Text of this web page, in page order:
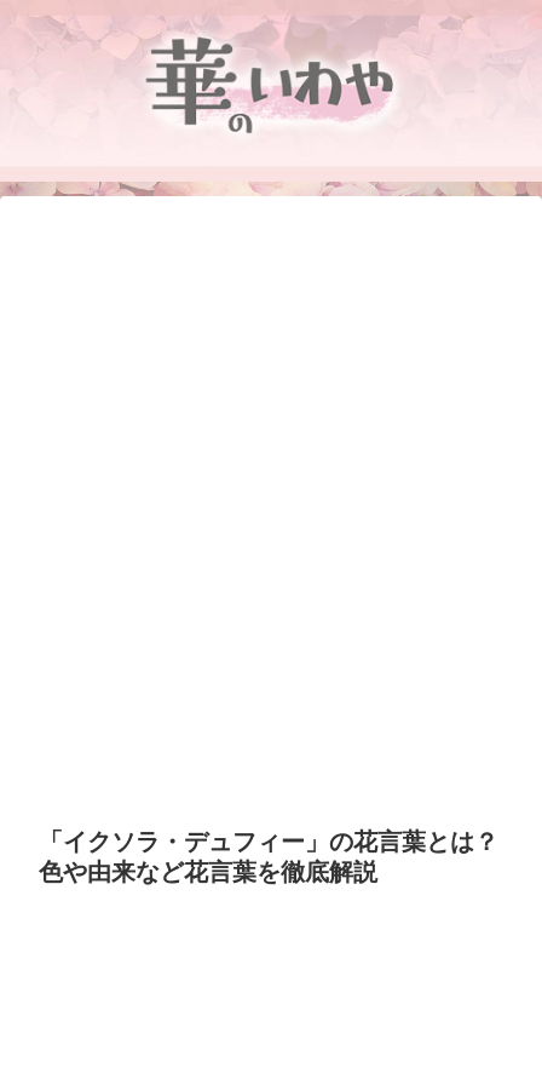
「イクソラ・デュフィー」の花言葉とは？
色や由来など花言葉を徹底解説